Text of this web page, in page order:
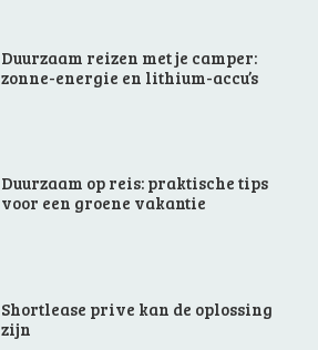
Duurzaam reizen met je camper:
zonne-energie en lithium-accu’s
Duurzaam op reis: praktische tips
voor een groene vakantie
Shortlease prive kan de oplossing
zijn